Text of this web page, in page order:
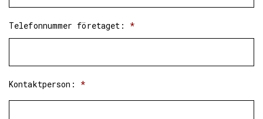
Telefonnummer företaget: *
Kontaktperson: *